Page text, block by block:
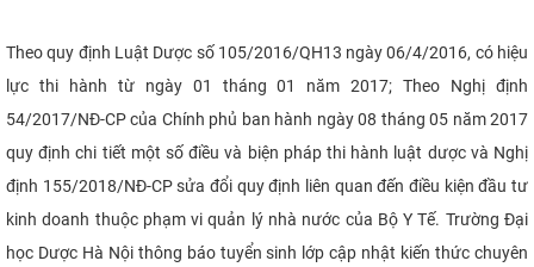
ĐẢM BẢO CHẤT LƯỢNG
KHOA HỌC CÔNG NGHỆ
HTQT
Theo quy định Luật Dược số 105/2016/QH13 ngày 06/4/2016, có hiệu
lực thi hành từ ngày 01 tháng 01 năm 2017; Theo Nghị định
54/2017/NĐ-CP của Chính phủ ban hành ngày 08 tháng 05 năm 2017
quy định chi tiết một số điều và biện pháp thi hành luật dượcvà Nghị
định 155/2018/NĐ-CP sửa đổi quy định liên quan đến điều kiện đầu tư
kinh doanh thuộc phạm vi quản lý nhà nước của Bộ Y Tế. Trường Đại
học Dược Hà Nội thông báo tuyển sinh lớp cập nhật kiến thức chuyên